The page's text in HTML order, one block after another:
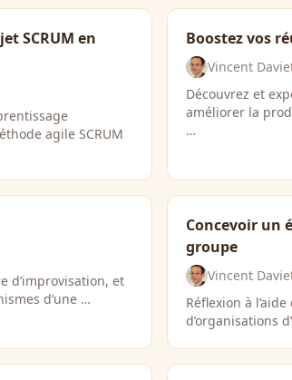
SCRUM en
agile SCRUM
Boostez vos
Vincent
Découvrez et
améliorer la
…
d’improvisation, et
d’une …
Concevoir un
groupe
Vincent
Réflexion à
d’organisations